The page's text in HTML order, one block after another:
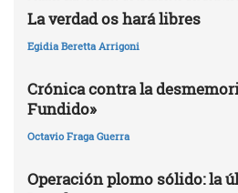
La verdad os hará libres
Egidia Beretta Arrigoni
Crónica contra la
Fundido»
Octavio Fraga Guerra
Operación plomo sólido: la